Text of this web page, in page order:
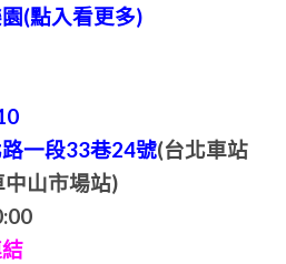
(點入看更多)
一段33巷24號(台北車站
山市場站)